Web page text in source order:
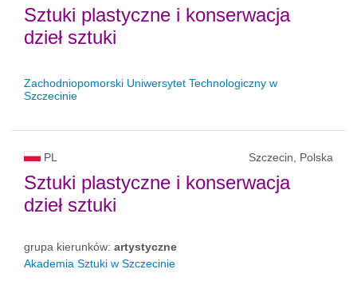
Sztuki plastyczne i konserwacja
dzieł sztuki
Zachodniopomorski Uniwersytet Technologiczny w
Szczecinie
PL Szczecin, Polska
Sztuki plastyczne i konserwacja
dzieł sztuki
grupa kierunków: artystyczne
Akademia Sztuki w Szczecinie